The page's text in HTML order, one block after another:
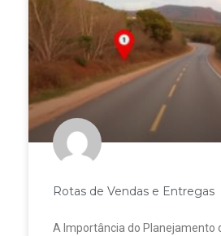
Rotas de Vendas e Entregas
A Importância do Planejamento